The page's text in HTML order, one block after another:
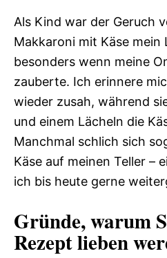
Als Kind war der Geruch
Makkaroni mit Käse mein
besonders wenn meine
zauberte. Ich erinnere
wieder zusah, während
und einem Lächeln die
Manchmal schlich sich
Käse auf meinen Teller –
ich bis heute gerne
Gründe, warum
Rezept lieben